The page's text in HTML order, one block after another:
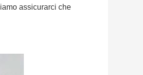
assicurarci che